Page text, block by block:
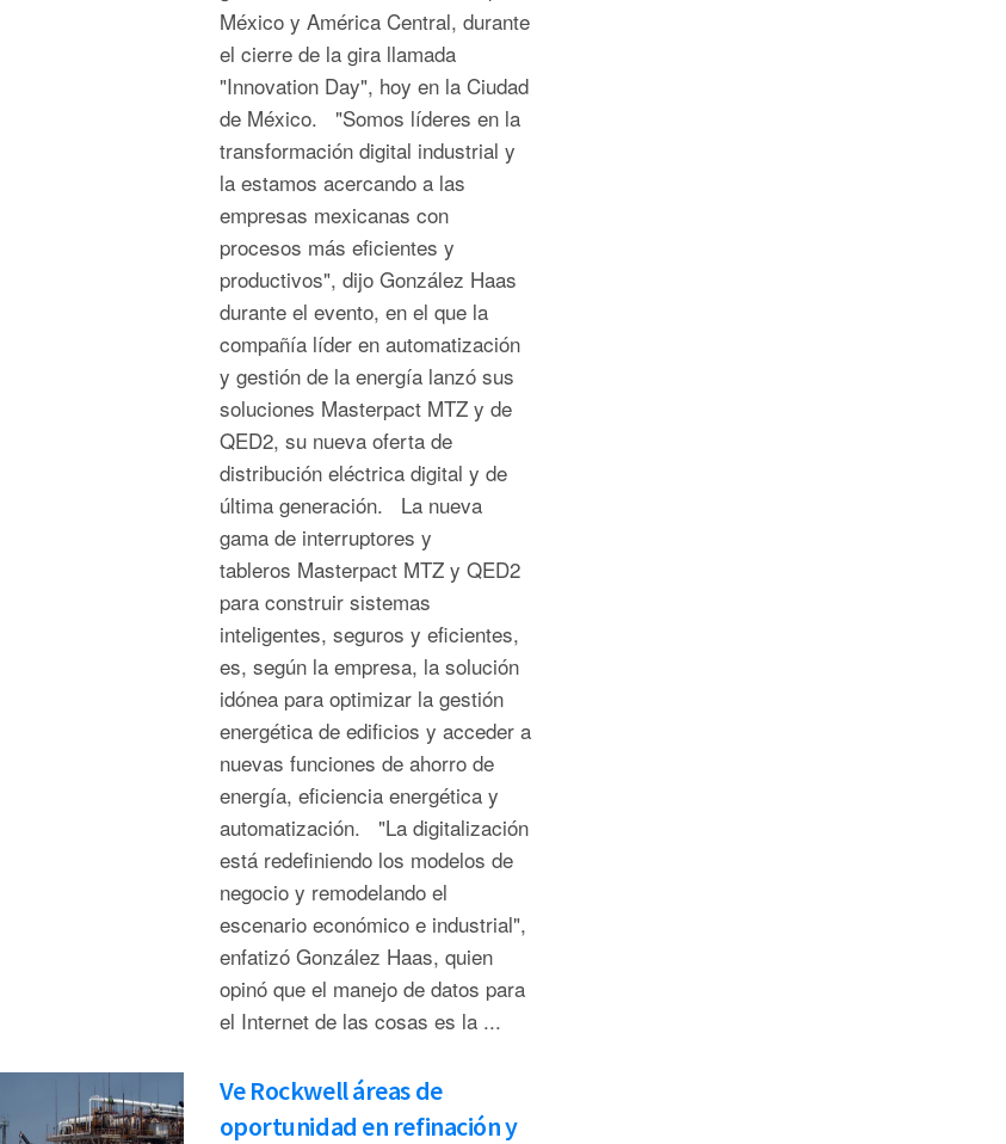
México y América Central, durante
el cierre de la gira llamada
"Innovation Day", hoy en la Ciudad
de México. "Somos líderes en la
transformación digital industrial y
la estamos acercando a las
empresas mexicanas con
procesos más eficientes y
productivos", dijo González Haas
durante el evento, en el que la
compañía líder en automatización
y gestión de la energía lanzó sus
soluciones Masterpact MTZ y de
QED2, su nueva oferta de
distribución eléctrica digital y de
última generación. La nueva
gama de interruptores y
tableros Masterpact MTZ y QED2
para construir sistemas
inteligentes, seguros y eficientes,
es, según la empresa, la solución
idónea para optimizar la gestión
energética de edificios y acceder a
nuevas funciones de ahorro de
energía, eficiencia energética y
automatización. "La digitalización
está redefiniendo los modelos de
negocio y remodelando el
escenario económico e industrial",
enfatizó González Haas, quien
opinó que el manejo de datos para
el Internet de las cosas es la ...
Ve Rockwell áreas de
oportunidad en refinación y